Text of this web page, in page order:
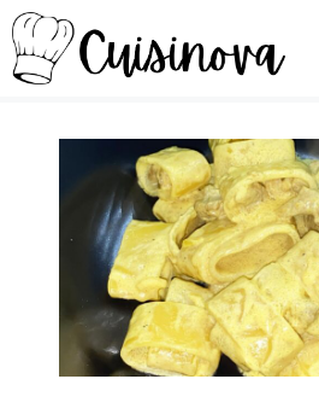
Vai
al
contenuto